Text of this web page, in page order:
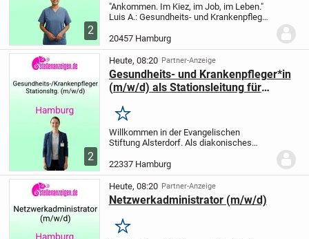
2
"Ankommen. Im Kiez, im Job, im Leben."
Luis A.: Gesundheits- und Krankenpfleger
das Universitätsklinikum Hamburg-
Eppendorf (UKE) – und stehen für
exzellente...
20457 Hamburg
2
Heute, 08:20 Partner-Anzeige
Gesundheits- und Krankenpfleger*in
(m/w/d) als Stationsleitung für
Medizin/ Geriatrie
Merken
Willkommen in der Evangelischen
Stiftung Alsterdorf. Als diakonisches
Norddeutschland mit rund 6.500
Mitarbeitenden sind wir
schwerpunktmäßig in den Bereichen
Eingliederu...
22337 Hamburg
Heute, 08:20 Partner-Anzeige
Netzwerkadministrator (m/w/d)
Merken